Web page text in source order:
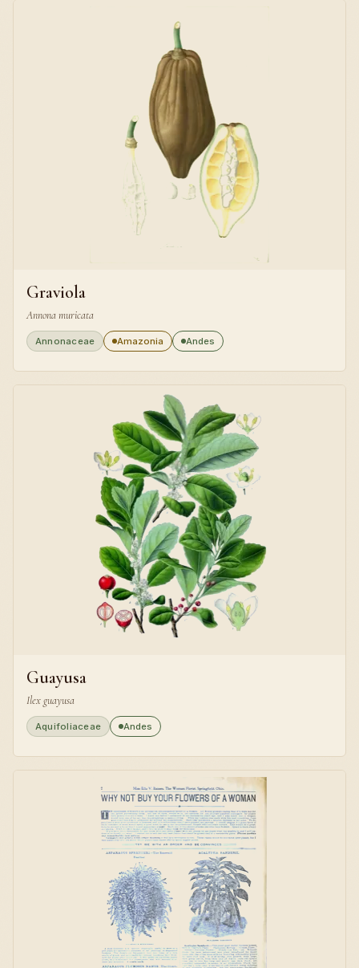
Graviola
Annona muricata
Annonaceae Amazonia Andes
Guayusa
Ilex guayusa
Aquifoliaceae Andes